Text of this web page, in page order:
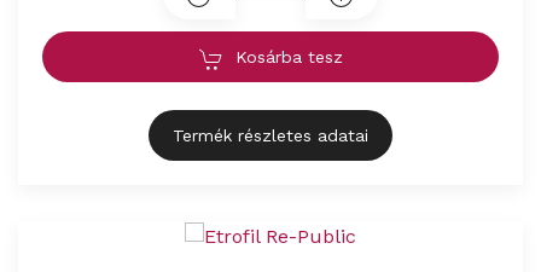
Kosárba tesz
Termék részletes adatai